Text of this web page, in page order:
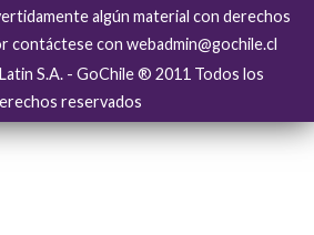
algún material con derechos
contáctese con webadmin@gochile.cl
S.A. - GoChile ® 2011 Todos los
reservados